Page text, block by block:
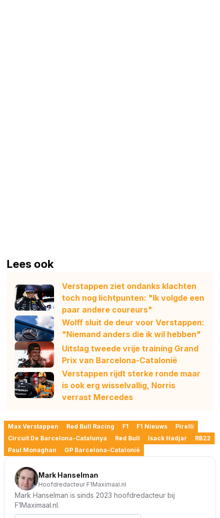
Lees ook
Verstappen ziet ondanks klachten
toch nog lichtpunten: "Ik volgde een
paar andere coureurs"
Wolff sluit de deur voor Verstappen:
"Niemand anders die ik wil hebben"
Uitslag tweede vrije training Grand
Prix van Barcelona-Catalonië
Verstappen rijdt sterke ronde maar
is ook erg wisselvallig, Norris
verrast Mercedes
Max Verstappen Red Bull Racing F1 F1 Nieuws
Pirelli
Circuit De Barcelona-Catalunya
Red Bull Isack Hadjar
RB22
Paul Monaghan
GP Barcelona-Catalonië
Mark Hanselman
Hoofdredacteur F1Maximaal.nl
Mark Hanselman is sinds 2023 hoofdredacteur bij
F1Maximaal.nl.